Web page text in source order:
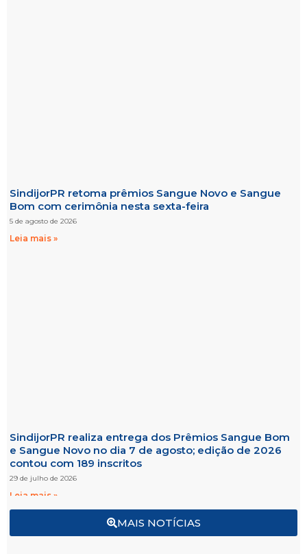
MAIS NOTÍCIAS
SindijorPR retoma prêmios Sangue Novo e Sangue
Bom com cerimônia nesta sexta-feira
5 de agosto de 2026
Leia mais »
SindijorPR realiza entrega dos Prêmios Sangue Bom
e Sangue Novo no dia 7 de agosto; edição de 2026
contou com 189 inscritos
29 de julho de 2026
Leia mais »